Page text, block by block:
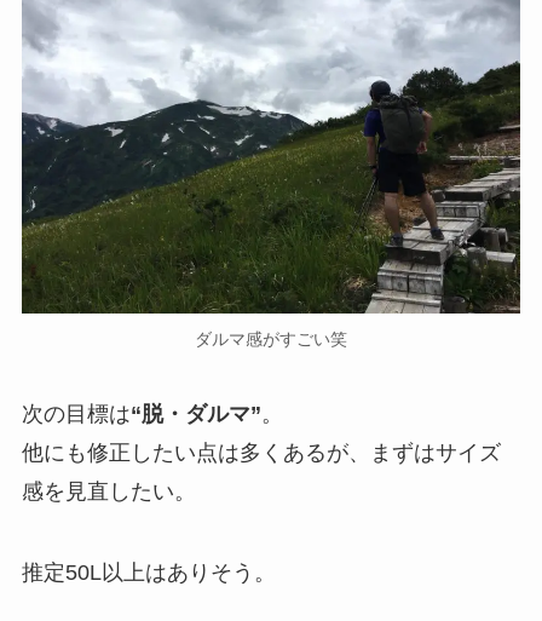
ダルマ感がすごい笑
次の目標は“脱・ダルマ”。
他にも修正したい点は多くあるが、まずはサイズ
感を見直したい。
推定50L以上はありそう。